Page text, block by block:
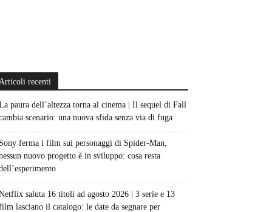
recenti
paura dell’altezza torna al cinema | Il sequel di Fall
scenario: una nuova sfida senza via di fuga
Sony ferma i film sui personaggi di Spider-Man,
nuovo progetto è in sviluppo: cosa resta
saluta 16 titoli ad agosto 2026 | 3 serie e 13
lasciano il catalogo: le date da segnare per